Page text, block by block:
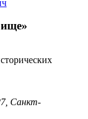
Санкт-